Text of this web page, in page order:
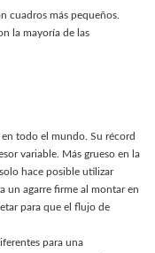
cuadros más pequeños.
la mayoría de las
todo el mundo. Su récord
variable. Más grueso en la
hace posible utilizar
un agarre firme al montar en
para que el flujo de
para una